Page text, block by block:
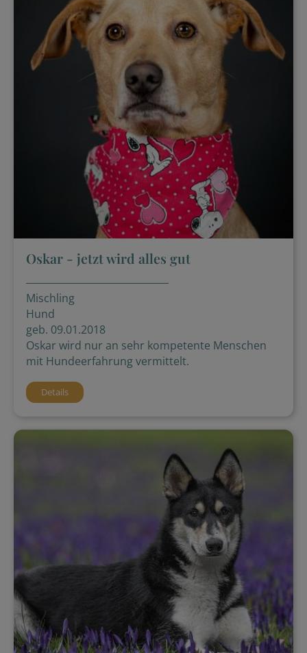
Oskar - jetzt wird alles gut
Mischling
Hund
geb. 09.01.2018
Oskar wird nur an sehr kompetente Menschen
mit Hundeerfahrung vermittelt.
Details